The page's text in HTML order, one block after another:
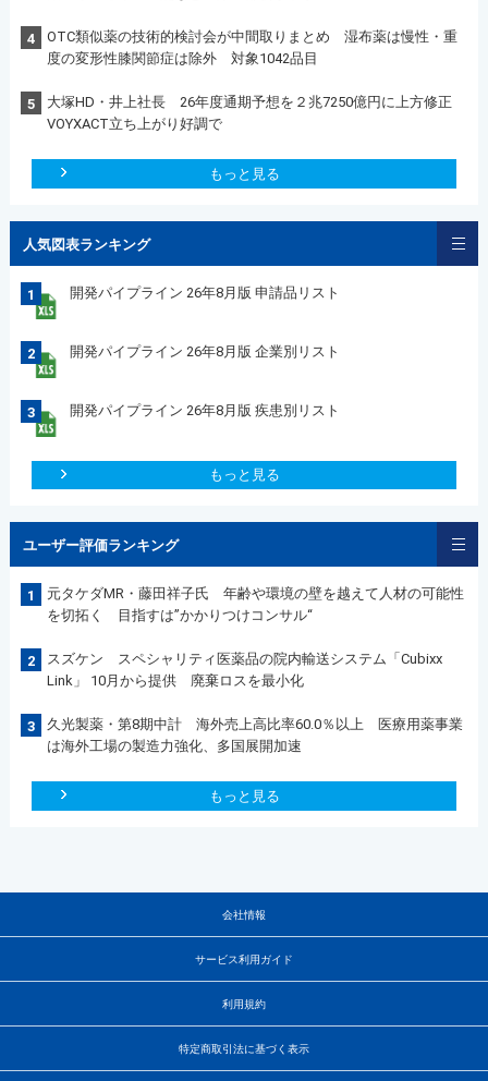
4
OTC類似薬の技術的検討会が中間取りまとめ 湿布薬は慢性・重
度の変形性膝関節症は除外 対象1042品目
5
大塚HD・井上社長 26年度通期予想を２兆7250億円に上方修正
VOYXACT立ち上がり好調で
もっと見る
人気図表ランキング
1 開発パイプライン 26年8月版 申請品リスト
2 開発パイプライン 26年8月版 企業別リスト
3 開発パイプライン 26年8月版 疾患別リスト
もっと見る
ユーザー評価ランキング
1
元タケダMR・藤田祥子氏 年齢や環境の壁を越えて人材の可能性
を切拓く 目指すは”かかりつけコンサル“
2
スズケン スペシャリティ医薬品の院内輸送システム「Cubixx
Link」 10月から提供 廃棄ロスを最小化
3
久光製薬・第8期中計 海外売上高比率60.0％以上 医療用薬事業
は海外工場の製造力強化、多国展開加速
もっと見る
会社情報
サービス利用ガイド
利用規約
特定商取引法に基づく表示